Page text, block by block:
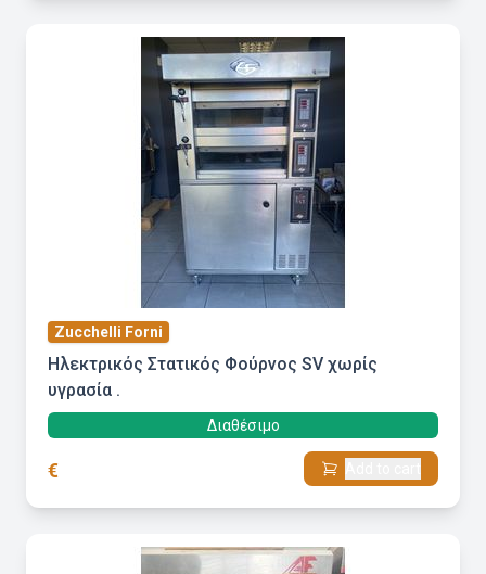
Zucchelli Forni
Ηλεκτρικός Στατικός Φούρνος SV χωρίς
υγρασία .
Διαθέσιμο
€